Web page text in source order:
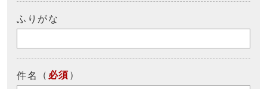
ふりがな
件名 （ 必須 ）